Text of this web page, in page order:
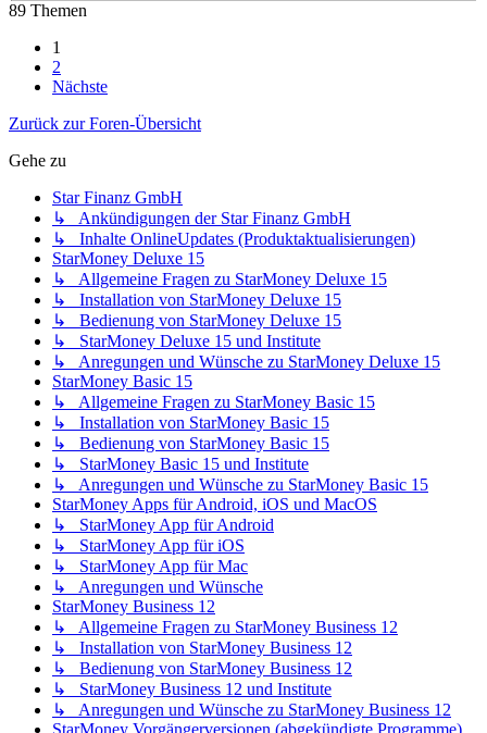
89 Themen
1
2
Nächste
Zurück zur Foren-Übersicht
Gehe zu
Star Finanz GmbH
↳ Ankündigungen der Star Finanz GmbH
↳ Inhalte OnlineUpdates (Produktaktualisierungen)
StarMoney Deluxe 15
↳ Allgemeine Fragen zu StarMoney Deluxe 15
↳ Installation von StarMoney Deluxe 15
↳ Bedienung von StarMoney Deluxe 15
↳ StarMoney Deluxe 15 und Institute
↳ Anregungen und Wünsche zu StarMoney Deluxe 15
StarMoney Basic 15
↳ Allgemeine Fragen zu StarMoney Basic 15
↳ Installation von StarMoney Basic 15
↳ Bedienung von StarMoney Basic 15
↳ StarMoney Basic 15 und Institute
↳ Anregungen und Wünsche zu StarMoney Basic 15
StarMoney Apps für Android, iOS und MacOS
↳ StarMoney App für Android
↳ StarMoney App für iOS
↳ StarMoney App für Mac
↳ Anregungen und Wünsche
StarMoney Business 12
↳ Allgemeine Fragen zu StarMoney Business 12
↳ Installation von StarMoney Business 12
↳ Bedienung von StarMoney Business 12
↳ StarMoney Business 12 und Institute
↳ Anregungen und Wünsche zu StarMoney Business 12